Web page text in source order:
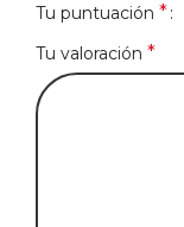
Tu puntuación *
Tu valoración *